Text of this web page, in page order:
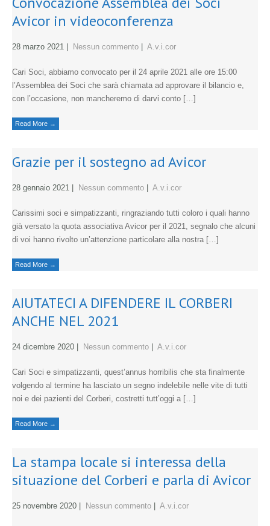
Avicor in videoconferenza
28 marzo 2021 Nessun commento A.v.i.cor
Cari Soci, abbiamo convocato per il 24 aprile 2021 alle ore 15:00
l’Assemblea dei Soci che sarà chiamata ad approvare il bilancio e,
con l’occasione, non mancheremo di darvi conto […]
Read More →
Grazie per il sostegno ad Avicor
28 gennaio 2021 Nessun commento A.v.i.cor
Carissimi soci e simpatizzanti, ringraziando tutti coloro i quali hanno
già versato la quota associativa Avicor per il 2021, segnalo che alcuni
di voi hanno rivolto un’attenzione particolare alla nostra […]
Read More →
AIUTATECI A DIFENDERE IL CORBERI
ANCHE NEL 2021
24 dicembre 2020 Nessun commento A.v.i.cor
Cari Soci e simpatizzanti, quest’annus horribilis che sta finalmente
volgendo al termine ha lasciato un segno indelebile nelle vite di tutti
noi e dei pazienti del Corberi, costretti tutt’oggi a […]
Read More →
La stampa locale si interessa della
situazione del Corberi e parla di Avicor
25 novembre 2020 Nessun commento A.v.i.cor